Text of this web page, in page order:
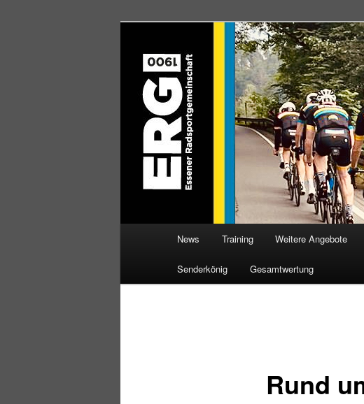
ERG 1900 e.V
Willkommen bei der Essener
News Training Weitere Angebote
Senderkönig Gesamtwertung
Rund